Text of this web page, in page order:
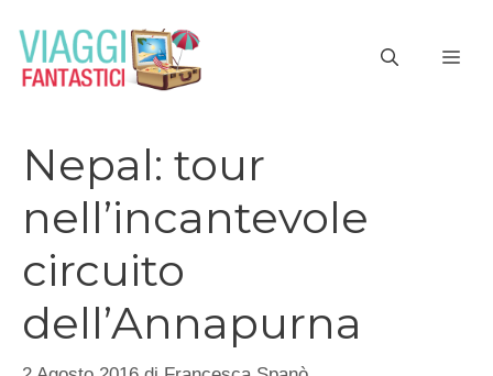
contenuto
Nepal: tour
nell’incantevole
circuito
dell’Annapurna